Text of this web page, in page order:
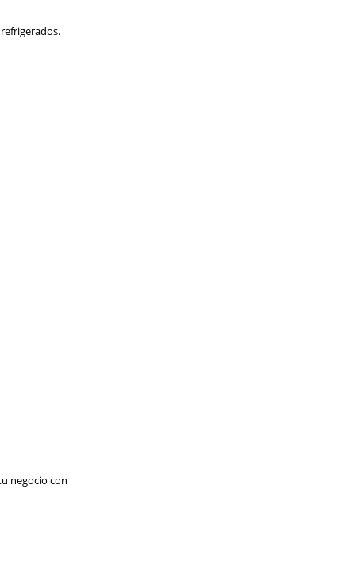
negocio con